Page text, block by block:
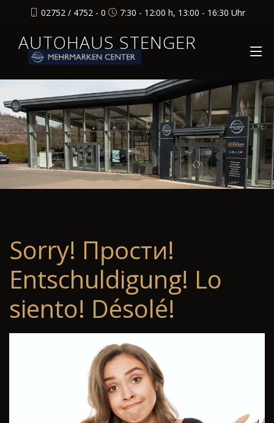
02752 / 4752 - 0 7:30 - 12:00 h, 13:00 - 16:30 Uhr
AUTOHAUS STENGER
Sorry! Прости!
Entschuldigung! Lo
siento! Désolé!